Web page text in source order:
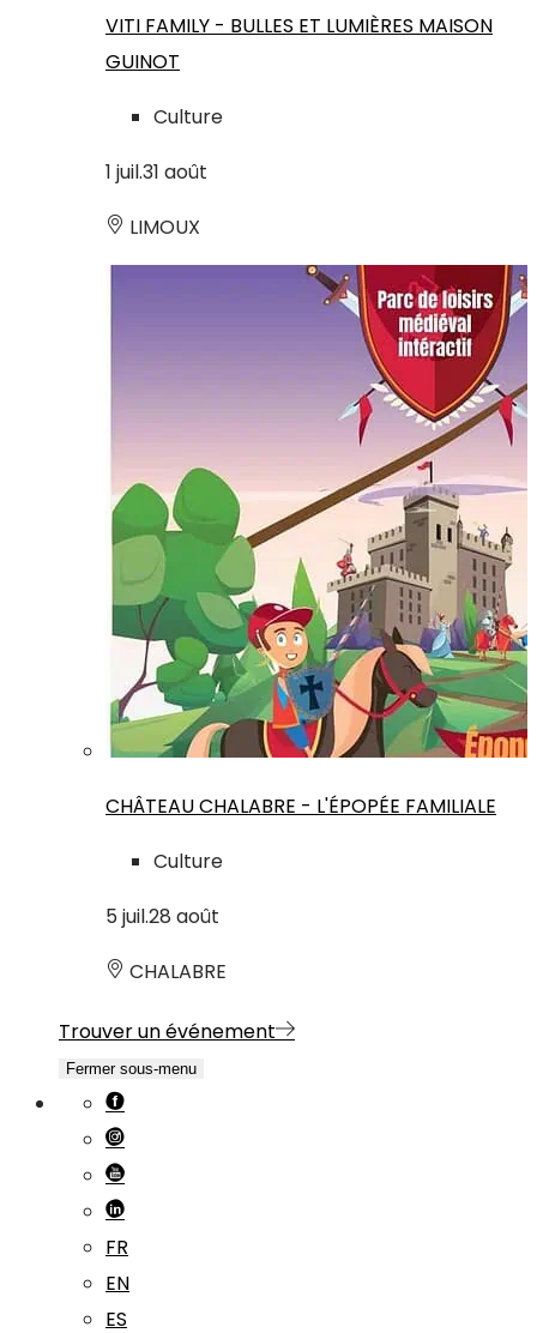
VITI FAMILY - BULLES ET LUMIÈRES MAISON
GUINOT
Culture
1 juil.31 août
LIMOUX
CHÂTEAU CHALABRE - L'ÉPOPÉE FAMILIALE
Culture
5 juil.28 août
CHALABRE
Trouver un événement
Fermer sous-menu
FR
EN
ES